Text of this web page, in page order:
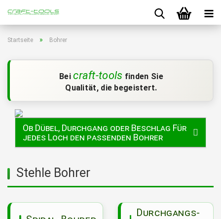
Startseite » Bohrer
Beicraft-tools finden Sie
Qualität, die begeistert.
Ob Dübel, Durchgang oder Beschlag Für
jedes Loch den passenden Bohrer
Stehle Bohrer
Durchgangs-